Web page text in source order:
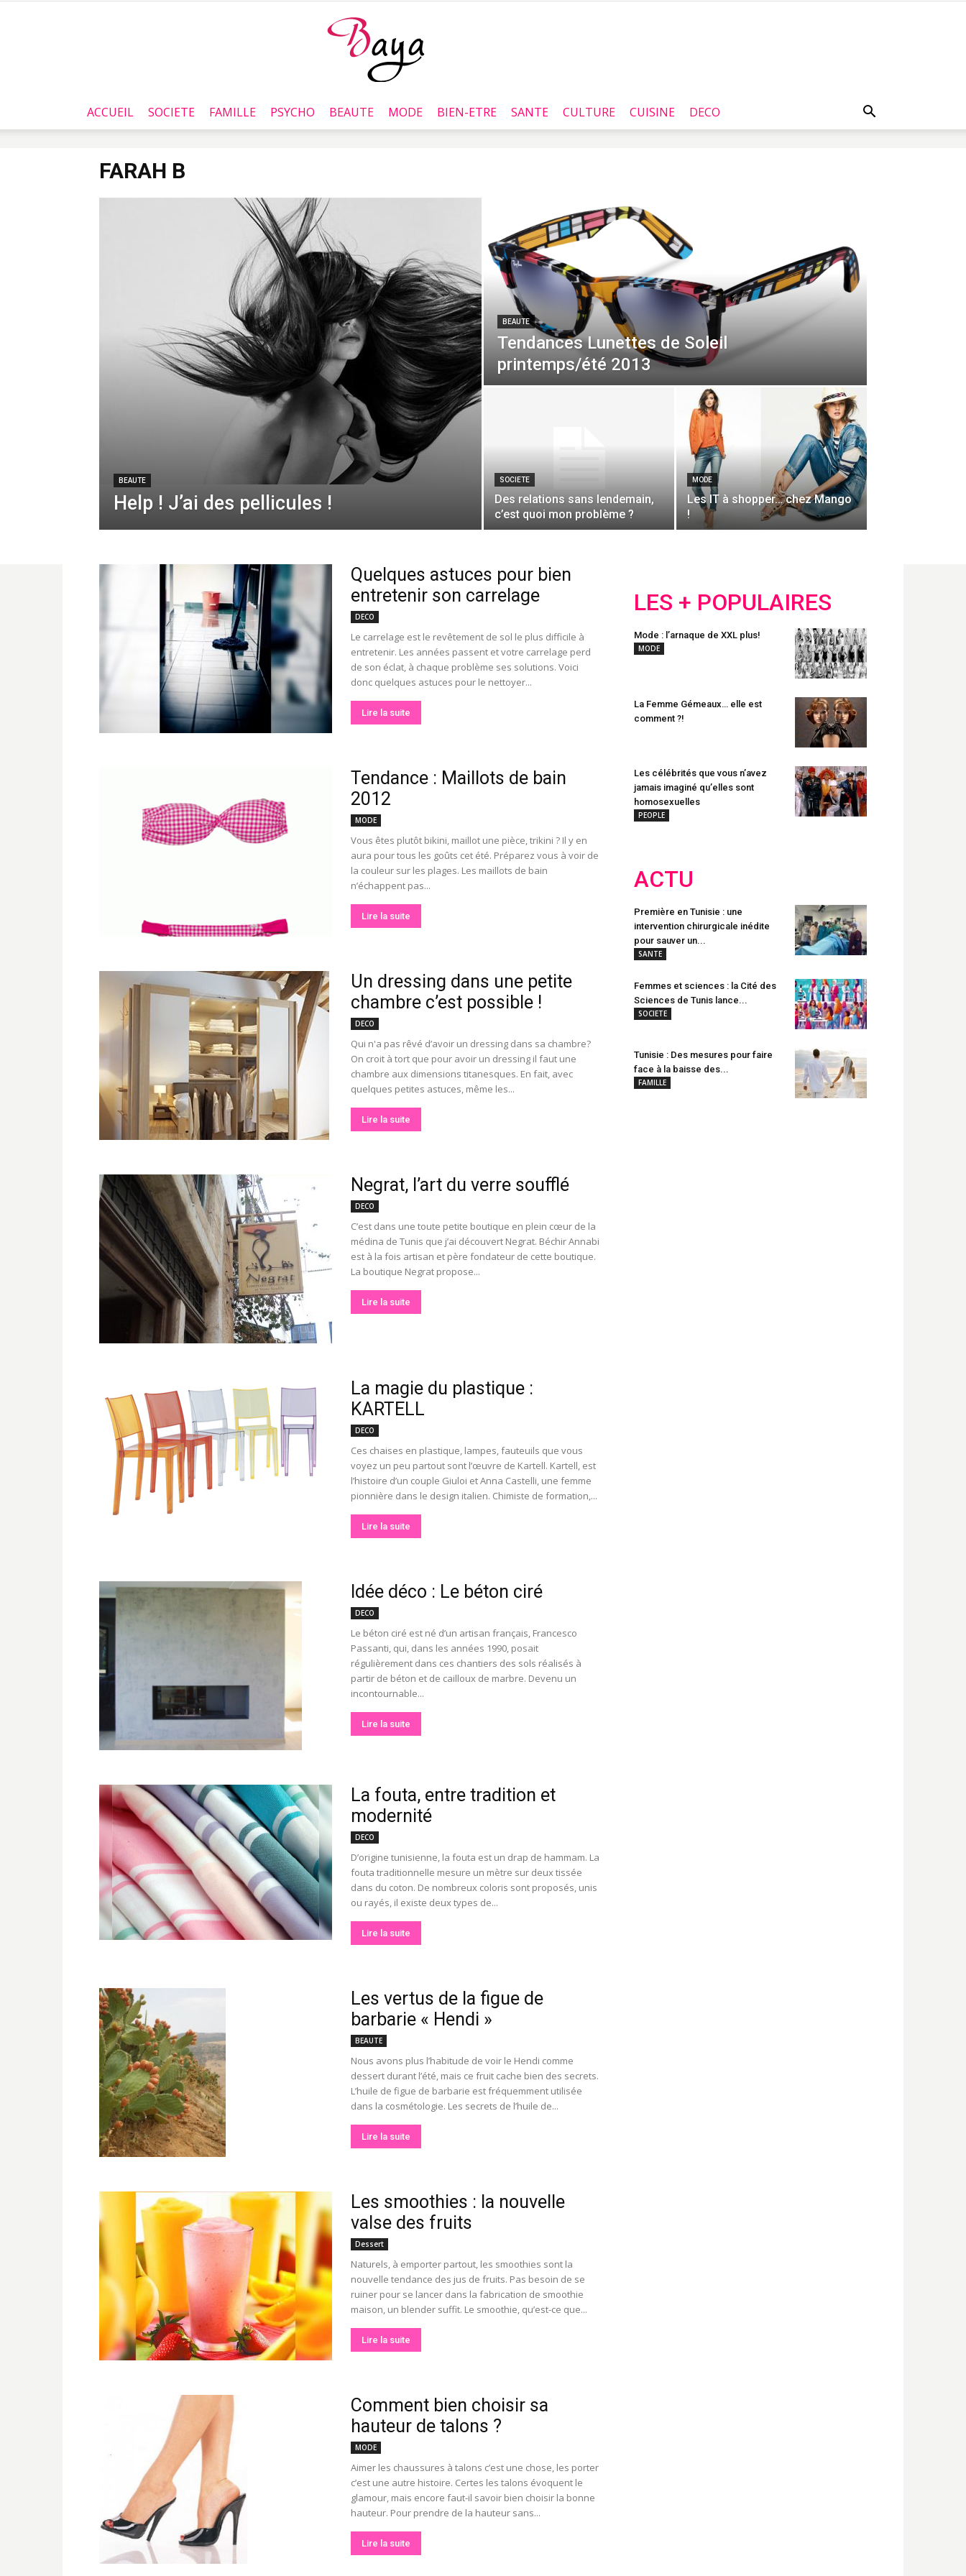
Baya.tn
ACCUEIL SOCIETE FAMILLE PSYCHO BEAUTE MODE BIEN-ETRE SANTE CULTURE CUISINE DECO
FARAH B
BEAUTE
Help ! J’ai des pellicules !
BEAUTE
Tendances Lunettes de Soleil
printemps/été 2013
SOCIETE
Des relations sans lendemain,
c’est quoi mon problème ?
MODE
Les IT à shopper… chez Mango
!
Quelques astuces pour bien
entretenir son carrelage
DECO
Le carrelage est le revêtement de sol le plus difficile à
entretenir. Les années passent et votre carrelage perd
de son éclat, à chaque problème ses solutions. Voici
donc quelques astuces pour le nettoyer...
Lire la suite
Tendance : Maillots de bain
2012
MODE
Vous êtes plutôt bikini, maillot une pièce, trikini ? Il y en
aura pour tous les goûts cet été. Préparez vous à voir de
la couleur sur les plages. Les maillots de bain
n’échappent pas...
Lire la suite
Un dressing dans une petite
chambre c’est possible !
DECO
Qui n'a pas rêvé d’avoir un dressing dans sa chambre?
On croit à tort que pour avoir un dressing il faut une
chambre aux dimensions titanesques. En fait, avec
quelques petites astuces, même les...
Lire la suite
Negrat, l’art du verre soufflé
DECO
C’est dans une toute petite boutique en plein cœur de la
médina de Tunis que j’ai découvert Negrat. Béchir Annabi
est à la fois artisan et père fondateur de cette boutique.
La boutique Negrat propose...
Lire la suite
La magie du plastique :
KARTELL
DECO
Ces chaises en plastique, lampes, fauteuils que vous
voyez un peu partout sont l’œuvre de Kartell. Kartell, est
l’histoire d’un couple Giuloi et Anna Castelli, une femme
pionnière dans le design italien. Chimiste de formation,...
Lire la suite
Idée déco : Le béton ciré
DECO
Le béton ciré est né d’un artisan français, Francesco
Passanti, qui, dans les années 1990, posait
régulièrement dans ces chantiers des sols réalisés à
partir de béton et de cailloux de marbre. Devenu un
incontournable...
Lire la suite
La fouta, entre tradition et
modernité
DECO
D’origine tunisienne, la fouta est un drap de hammam. La
fouta traditionnelle mesure un mètre sur deux tissée
dans du coton. De nombreux coloris sont proposés, unis
ou rayés, il existe deux types de...
Lire la suite
Les vertus de la figue de
barbarie « Hendi »
BEAUTE
Nous avons plus l’habitude de voir le Hendi comme
dessert durant l’été, mais ce fruit cache bien des secrets.
L’huile de figue de barbarie est fréquemment utilisée
dans la cosmétologie. Les secrets de l’huile de...
Lire la suite
Les smoothies : la nouvelle
valse des fruits
Dessert
Naturels, à emporter partout, les smoothies sont la
nouvelle tendance des jus de fruits. Pas besoin de se
ruiner pour se lancer dans la fabrication de smoothie
maison, un blender suffit. Le smoothie, qu’est-ce que...
Lire la suite
Comment bien choisir sa
hauteur de talons ?
MODE
Aimer les chaussures à talons c’est une chose, les porter
c’est une autre histoire. Certes les talons évoquent le
glamour, mais encore faut-il savoir bien choisir la bonne
hauteur. Pour prendre de la hauteur sans...
Lire la suite
LES + POPULAIRES
Mode : l’arnaque de XXL plus!
MODE
La Femme Gémeaux… elle est
comment ?!
Les célébrités que vous n’avez
jamais imaginé qu’elles sont
homosexuelles
PEOPLE
ACTU
Première en Tunisie : une
intervention chirurgicale inédite
pour sauver un...
SANTE
Femmes et sciences : la Cité des
Sciences de Tunis lance...
SOCIETE
Tunisie : Des mesures pour faire
face à la baisse des...
FAMILLE